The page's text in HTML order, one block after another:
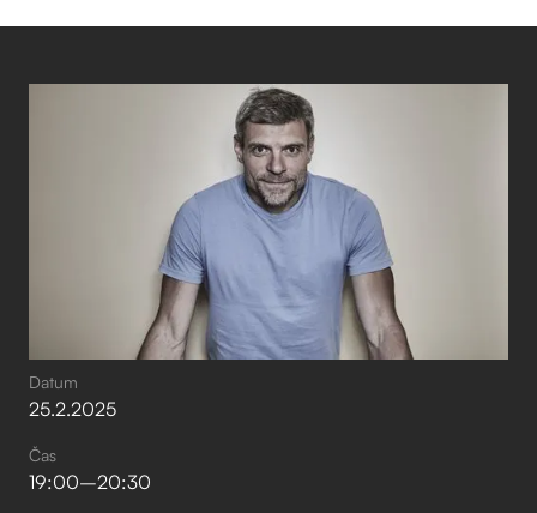
Datum
25.2.2025
Čas
19:00–⁠20:30